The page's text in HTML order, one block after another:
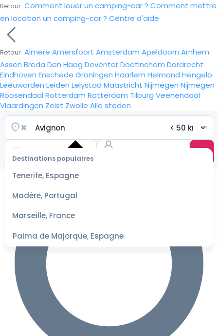
Retour Comment louer un camping-car ? Comment mettre
en location un camping-car ? Centre d'aide
Retour Almere Amersfoort Amsterdam Apeldoorn Arnhem
Assen Breda Den Haag DeventerDoetinchem Dordrecht
Eindhoven Enschede Groningen Haarlem Helmond Hengelo
Leeuwarden Leiden Lelystad Maastricht Nijmegen Nijmegen
Roosendaal Rotterdam Rotterdam Tilburg Veenendaal
Vlaardingen Zeist Zwolle Alle steden
Destinations populaires
Tenerife, Espagne
Madère, Portugal
Marseille, France
Palma de Majorque, Espagne
Choisir
les
pour les
tarifs